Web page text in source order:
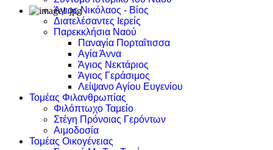
Άγιος Νικόλαος - Βίος
Διατελέσαντες Ιερείς
Παρεκκλήσια Ναού
Παναγία Πορταΐτισσα
Αγία Άννα
Άγιος Νεκτάριος
Άγιος Γεράσιμος
Λείψανο Αγίου Ευγενίου
Τομέας Φιλανθρωπίας
Φιλόπτωχο Ταμείο
Στέγη Πρόνοιας Γερόντων
Αιμοδοσία
Τομέας Οικογένειας